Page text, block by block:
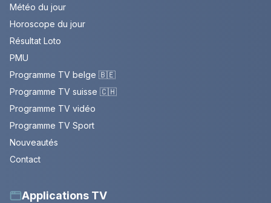
Météo du jour
Horoscope du jour
Résultat Loto
PMU
Programme TV belge 🇧🇪
Programme TV suisse 🇨🇭
Programme TV vidéo
Programme TV Sport
Nouveautés
Contact
Applications TV